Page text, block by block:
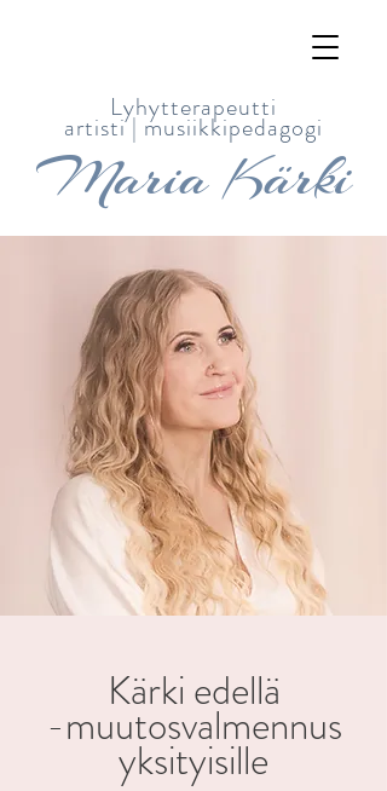
Maria Kärki
Lyhytterapeutti
artisti | musiikkipedagogi
Kärki edellä
-muutosvalmennus
yksityisille